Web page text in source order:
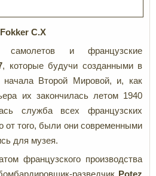
Fokker C.X
самолетов и французские
, которые будучи созданными в
Второй Мировой, и, как
их закончилась летом 1940
служба всех французских
от того, были они современными
для музея.
французского производства